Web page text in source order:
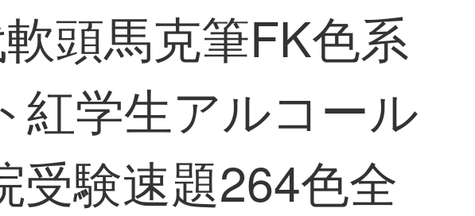
頭馬克筆FK色系
紅学生アルコール
受験速題264色全